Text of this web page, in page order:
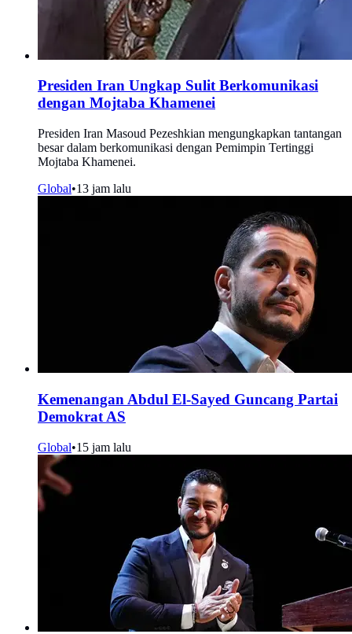
Presiden Iran Ungkap Sulit Berkomunikasi
dengan Mojtaba Khamenei
Presiden Iran Masoud Pezeshkian mengungkapkan tantangan
besar dalam berkomunikasi dengan Pemimpin Tertinggi
Mojtaba Khamenei.
Global•13 jam lalu
Kemenangan Abdul El-Sayed Guncang Partai
Demokrat AS
Global•15 jam lalu